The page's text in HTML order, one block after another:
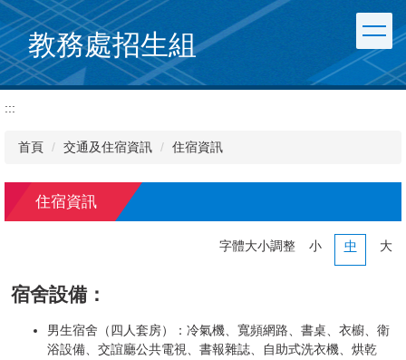
跳
到
主
要
內
容
教務處招生組
:::
首頁 交通及住宿資訊 住宿資訊
住宿資訊
字體大小調整 小 中 大
宿舍設備：
男生宿舍（四人套房）：冷氣機、寬頻網路、書桌、衣櫥、衛
浴設備、交誼廳公共電視、書報雜誌、自助式洗衣機、烘乾